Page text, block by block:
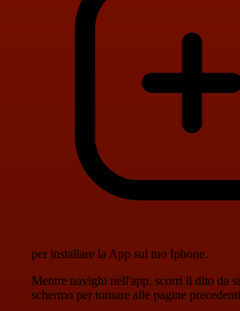
per installare la App sul tuo Iphone.
Mentre navighi nell'app, scorri il dito da
schermo per tornare alle pagine precedenti